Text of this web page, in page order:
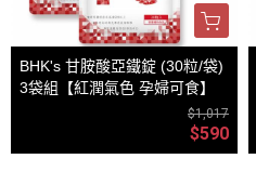
BHK's 甘胺酸亞鐵錠 (30粒/袋)
3袋組【紅潤氣色 孕婦可食】
$1,017
$590